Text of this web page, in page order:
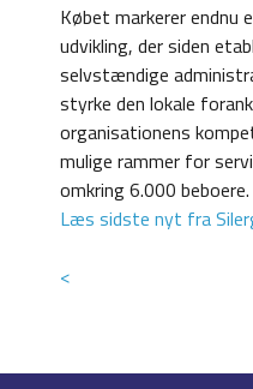
Købet markerer
udvikling, der siden
selvstændige
styrke den lokale
organisationens
mulige rammer for
omkring 6.000 beboere.
Læs sidste nyt fra
<